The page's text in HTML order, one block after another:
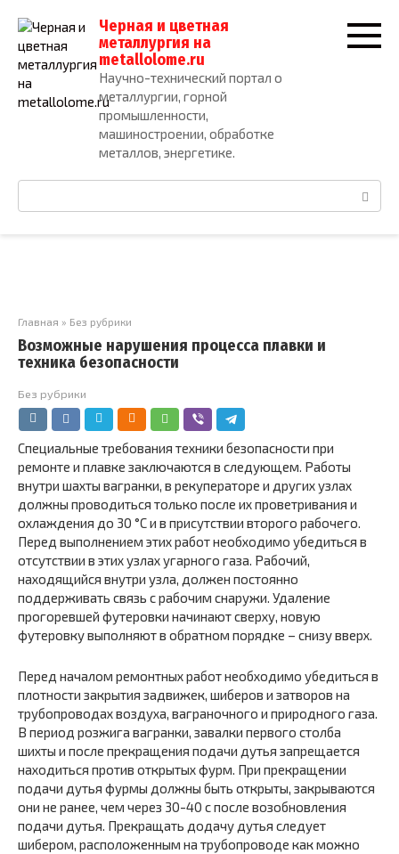
контенту
Черная и цветная
металлургия на
metallolome.ru
Научно-технический портал о
металлургии, горной
промышленности,
машиностроении, обработке
металлов, энергетике.
Главная » Без рубрики
Возможные нарушения процесса плавки и
техника безопасности
Без рубрики
Специальные требования техники безопасности при
ремонте и плавке заключаются в следующем. Работы
внутри шахты вагранки, в рекуператоре и других узлах
должны проводиться только после их проветривания и
охлаждения до 30 °С и в присутствии второго рабочего.
Перед выполнением этих работ необходимо убедиться в
отсутствии в этих узлах угарного газа. Рабочий,
находящийся внутри узла, должен постоянно
поддерживать связь с рабочим снаружи. Удаление
прогоревшей футеровки начинают сверху, новую
футеровку выполняют в обратном порядке – снизу вверх.
Перед началом ремонтных работ необходимо убедиться в
плотности закрытия задвижек, шиберов и затворов на
трубопроводах воздуха, ваграночного и природного газа.
В период розжига вагранки, завалки первого столба
шихты и после прекращения подачи дутья запрещается
находиться против открытых фурм. При прекращении
подачи дутья фурмы должны быть открыты, закрываются
они не ранее, чем через 30-40 с после возобновления
подачи дутья. Прекращать додачу дутья следует
шибером, расположенным на трубопроводе как можно